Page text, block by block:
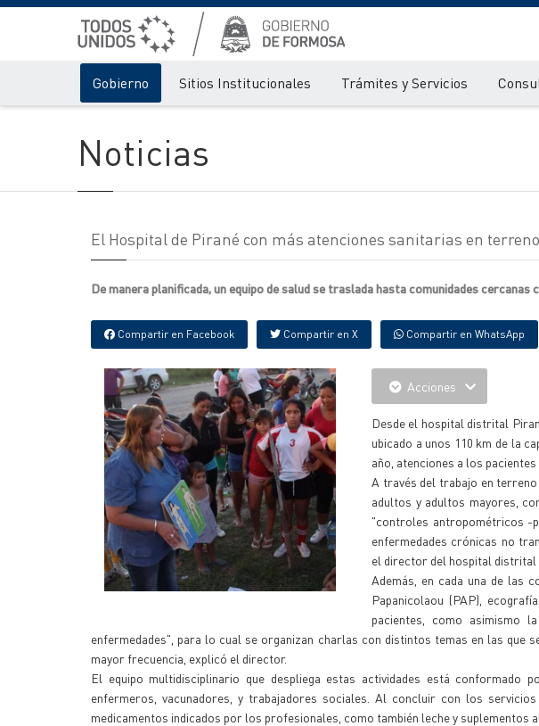
Gobierno Sitios Institucionales Trámites y Servicios
Noticias
El Hospital de Pirané con más atenciones sanitarias en
De manera planificada, un equipo de salud se traslada hasta comunidades
Compartir en Facebook Compartir en X Compartir en WhatsApp
Acciones
Desde el hospital distrital
ubicado a unos 110 km de la
año, atenciones a los
A través del trabajo en
adultos y adultos mayores,
"controles antropométricos -
enfermedades crónicas no
el director del hospital distrital
Además, en cada una de las
Papanicolaou (PAP),
pacientes, como asimismo
enfermedades", para lo cual se organizan charlas con distintos temas en las que
mayor frecuencia, explicó el director.
El equipo multidisciplinario que despliega estas actividades está conformado
enfermeros, vacunadores, y trabajadores sociales. Al concluir con los
medicamentos indicados por los profesionales, como también leche y